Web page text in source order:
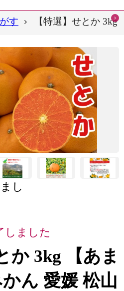
す 【特選】せとか
し
しました
か 3kg 【あま
ん 愛媛 松山